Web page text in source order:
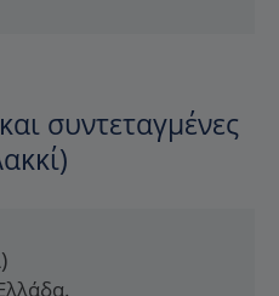
συντεταγμένες
.